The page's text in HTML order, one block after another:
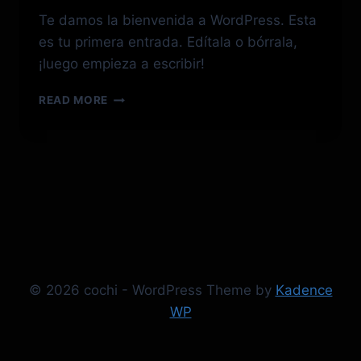
Te damos la bienvenida a WordPress. Esta
es tu primera entrada. Edítala o bórrala,
¡luego empieza a escribir!
READ MORE ¡HOLA,
© 2026 cochi - WordPress Theme by Kadence
WP